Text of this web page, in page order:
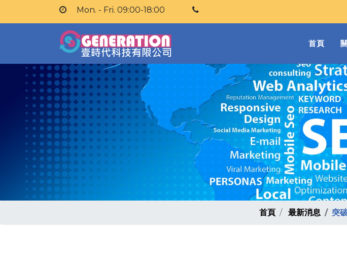
Mon. - Fri. 09:00-18:00
首頁
首頁 最新消息 突